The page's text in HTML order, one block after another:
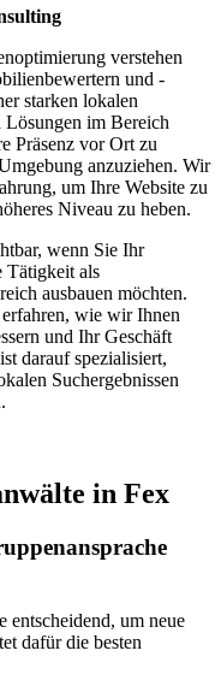
verstehen
und -
starken lokalen
Lösungen im Bereich
Präsenz vor Ort zu
anzuziehen. Wir
um Ihre Website zu
Niveau zu heben.
wenn Sie Ihr
Tätigkeit als
ausbauen möchten.
wie wir Ihnen
und Ihr Geschäft
darauf spezialisiert,
Suchergebnissen
in Fex
entscheidend, um neue
dafür die besten